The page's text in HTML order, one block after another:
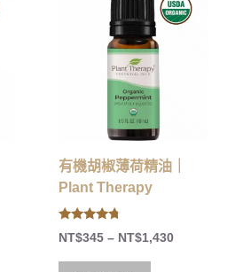
有機胡椒薄荷精油｜
Plant Therapy
4.50
out of 5
NT$345 – NT$1,430